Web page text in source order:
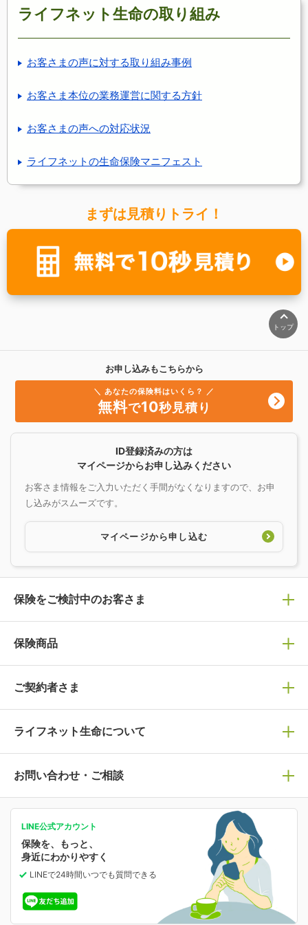
ライフネット生命の取り組み
お客さまの声に対する取り組み事例
お客さま本位の業務運営に関する方針
お客さまの声への対応状況
ライフネットの生命保険マニフェスト
まずは見積りトライ！
トップ
お申し込みもこちらから
＼ あなたの保険料はいくら？ ／
無料で10秒見積り
ID登録済みの方は
マイページからお申し込みください
お客さま情報をご入力いただく手間がなくなりますので、お申
し込みがスムーズです。
マイページから申し込む
保険をご検討中のお客さま
保険の選び方
保険選びで迷っている方はチェック！
保険の基礎知識や選び方を解説！
人生のステージに必要な保険がわかる！
保険ジャンバラヤ
あなたの人生と保険選びのためのWebメディア
選ばれる理由・評判
ライフネット生命の特長
ライフネット生命が選ばれる理由がわかる！
保険商品
保険商品一覧
万が一に備える
病気や手術に備える
がん保険
がんに備える
女性保険
女性特有の病気に備える
就業不能保険
就業不能状態に備える
ご契約者さま
マイページログイン
ご契約内容の確認
お客さま情報の確認・変更
保険料の支払い方法の変更
中断したお申し込みの再開
お申し込み後の状況確認
減額・解約・追加契約の申し込み など
ライフネット生命について
ライフネット生命についてトップ
会社情報
業績・財務情報
保険金等の支払状況
お問い合わせ・ご相談
保険相談サービス
よくあるご質問
LINE公式アカウント
保険を、もっと、
身近にわかりやすく
LINEで24時間いつでも質問できる